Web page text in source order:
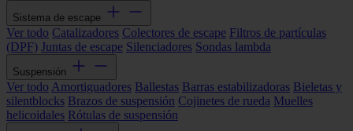
Sistema de escape
Ver todo Catalizadores Colectores de escape Filtros de partículas
(DPF) Juntas de escape Silenciadores Sondas lambda
Suspensión
Ver todo Amortiguadores Ballestas Barras estabilizadoras Bieletas y
silentblocks Brazos de suspensión Cojinetes de rueda Muelles
helicoidales Rótulas de suspensión